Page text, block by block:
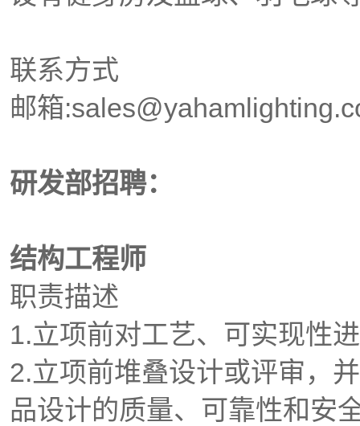
联系方式
邮箱
研发部招聘：
​结构工程师
职责描述
1.立项前对工艺、可实现性
2.立项前堆叠设计或评审，
品设计的质量、可靠性和